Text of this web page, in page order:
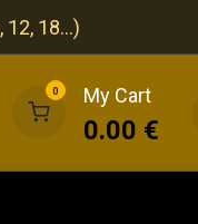
18...)
0 My Cart
0.00 €